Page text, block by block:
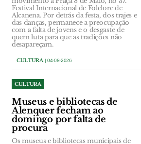
Festival Internacional de Folclore de
Alcanena. Por detrás da festa, dos trajes e
das danças, permanece a preocupação
com a falta de jovens e o desgaste de
quem luta para que as tradições não
desapareçam.
CULTURA| 04-08-2026
CULTURA
Museus e bibliotecas de
Alenquer fecham ao
domingo por falta de
procura
Os museus e bibliotecas municipais de